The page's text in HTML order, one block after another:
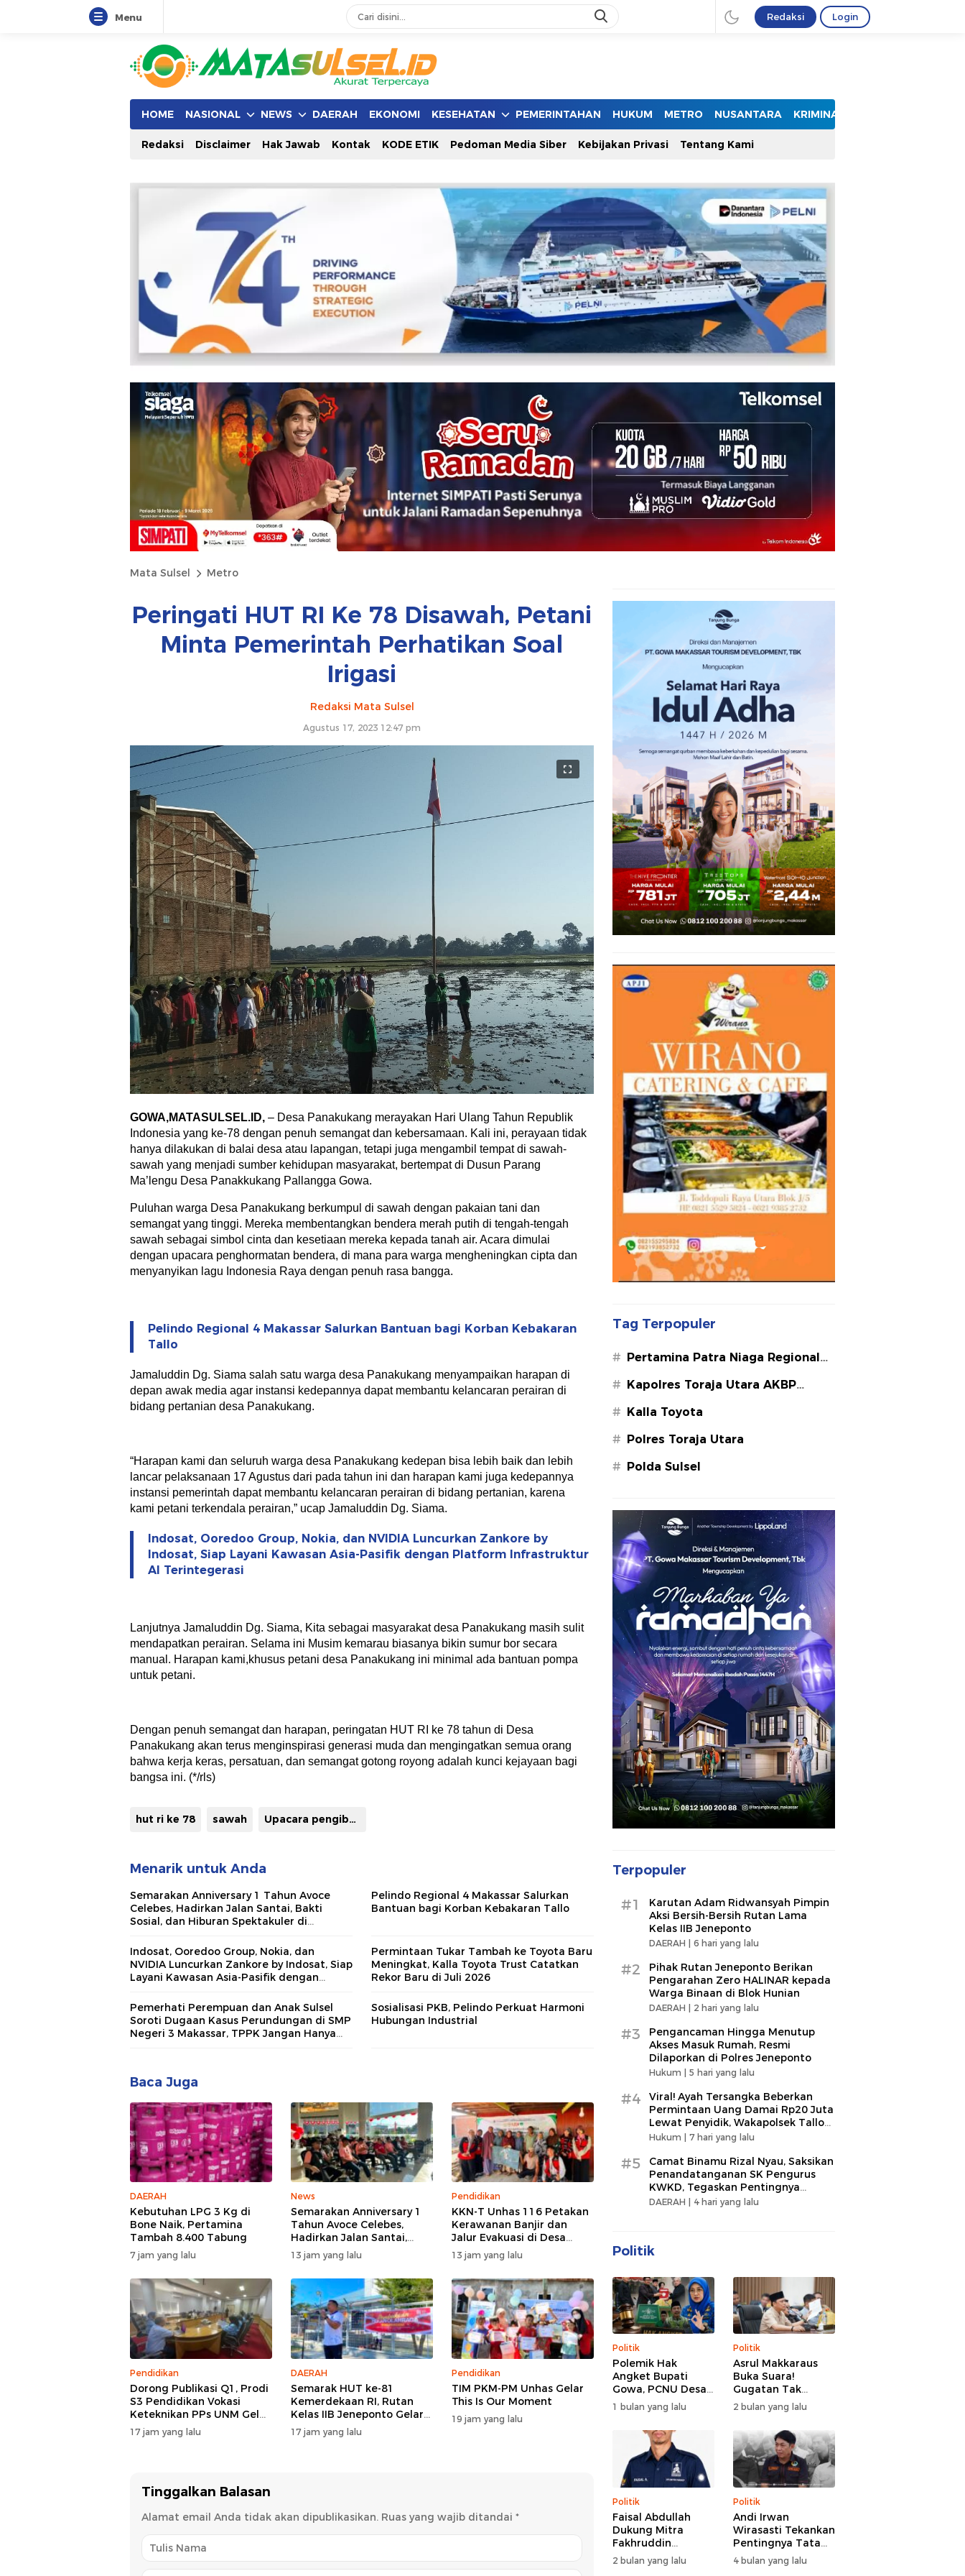
Menu Redaksi Login
HOME NASIONAL NEWS DAERAH EKONOMI KESEHATAN PEMERINTAHAN HUKUM METRO NUSANTARA KRIMINAL
Redaksi Disclaimer Hak Jawab Kontak KODE ETIK Pedoman Media Siber Kebijakan Privasi Tentang Kami
Mata Sulsel Metro
Peringati HUT RI Ke 78 Disawah, Petani
Minta Pemerintah Perhatikan Soal
Irigasi
Redaksi Mata Sulsel
Agustus 17, 2023 12:47 pm
GOWA,MATASULSEL.ID, – Desa Panakukang merayakan Hari Ulang Tahun Republik
Indonesia yang ke-78 dengan penuh semangat dan kebersamaan. Kali ini, perayaan tidak
hanya dilakukan di balai desa atau lapangan, tetapi juga mengambil tempat di sawah-
sawah yang menjadi sumber kehidupan masyarakat, bertempat di Dusun Parang
Ma’lengu Desa Panakkukang Pallangga Gowa.
Puluhan warga Desa Panakukang berkumpul di sawah dengan pakaian tani dan
semangat yang tinggi. Mereka membentangkan bendera merah putih di tengah-tengah
sawah sebagai simbol cinta dan kesetiaan mereka kepada tanah air. Acara dimulai
dengan upacara penghormatan bendera, di mana para warga mengheningkan cipta dan
menyanyikan lagu Indonesia Raya dengan penuh rasa bangga.
Pelindo Regional 4 Makassar Salurkan Bantuan bagi Korban Kebakaran
Tallo
Jamaluddin Dg. Siama salah satu warga desa Panakukang menyampaikan harapan di
depan awak media agar instansi kedepannya dapat membantu kelancaran perairan di
bidang pertanian desa Panakukang.
“Harapan kami dan seluruh warga desa Panakukang kedepan bisa lebih baik dan lebih
lancar pelaksanaan 17 Agustus dari pada tahun ini dan harapan kami juga kedepannya
instansi pemerintah dapat membantu kelancaran perairan di bidang pertanian, karena
kami petani terkendala perairan,” ucap Jamaluddin Dg. Siama.
Indosat, Ooredoo Group, Nokia, dan NVIDIA Luncurkan Zankore by
Indosat, Siap Layani Kawasan Asia-Pasifik dengan Platform Infrastruktur
AI Terintegerasi
Lanjutnya Jamaluddin Dg. Siama, Kita sebagai masyarakat desa Panakukang masih sulit
mendapatkan perairan. Selama ini Musim kemarau biasanya bikin sumur bor secara
manual. Harapan kami,khusus petani desa Panakukang ini minimal ada bantuan pompa
untuk petani.
Dengan penuh semangat dan harapan, peringatan HUT RI ke 78 tahun di Desa
Panakukang akan terus menginspirasi generasi muda dan mengingatkan semua orang
bahwa kerja keras, persatuan, dan semangat gotong royong adalah kunci kejayaan bagi
bangsa ini. (*/rls)
hut ri ke 78 sawah Upacara pengibaran bendera
Menarik untuk Anda
Semarakan Anniversary 1 Tahun Avoce
Celebes, Hadirkan Jalan Santai, Bakti
Sosial, dan Hiburan Spektakuler di
Pelindo Regional 4 Makassar Salurkan
Bantuan bagi Korban Kebakaran Tallo
Indosat, Ooredoo Group, Nokia, dan
NVIDIA Luncurkan Zankore by Indosat, Siap
Layani Kawasan Asia-Pasifik dengan
Permintaan Tukar Tambah ke Toyota Baru
Meningkat, Kalla Toyota Trust Catatkan
Rekor Baru di Juli 2026
Pemerhati Perempuan dan Anak Sulsel
Soroti Dugaan Kasus Perundungan di SMP
Negeri 3 Makassar, TPPK Jangan Hanya
Sosialisasi PKB, Pelindo Perkuat Harmoni
Hubungan Industrial
Baca Juga
DAERAH
Kebutuhan LPG 3 Kg di
Bone Naik, Pertamina
Tambah 8.400 Tabung
7 jam yang lalu
News
Semarakan Anniversary 1
Tahun Avoce Celebes,
Hadirkan Jalan Santai,
Bakti Sosial, dan Hiburan
Spektakuler di Bulukumba
13 jam yang lalu
Pendidikan
KKN-T Unhas 116 Petakan
Kerawanan Banjir dan
Jalur Evakuasi di Desa
Bonto Tallasa
13 jam yang lalu
Pendidikan
Dorong Publikasi Q1, Prodi
S3 Pendidikan Vokasi
Keteknikan PPs UNM Gelar
Workshop Artikel Ilmiah
17 jam yang lalu
DAERAH
Semarak HUT ke-81
Kemerdekaan RI, Rutan
Kelas IIB Jeneponto Gelar
Upacara Pembukaan
Pekan Olahraga
17 jam yang lalu
Pendidikan
TIM PKM-PM Unhas Gelar
This Is Our Moment
19 jam yang lalu
Tinggalkan Balasan
Alamat email Anda tidak akan dipublikasikan. Ruas yang wajib ditandai *
Tag Terpopuler
# Pertamina Patra Niaga Regional
# Kapolres Toraja Utara AKBP
M.Si
# Kalla Toyota
# Polres Toraja Utara
# Polda Sulsel
Terpopuler
#1
Karutan Adam Ridwansyah Pimpin
Aksi Bersih-Bersih Rutan Lama
Kelas IIB Jeneponto
DAERAH | 6 hari yang lalu
#2
Pihak Rutan Jeneponto Berikan
Pengarahan Zero HALINAR kepada
Warga Binaan di Blok Hunian
DAERAH | 2 hari yang lalu
#3
Pengancaman Hingga Menutup
Akses Masuk Rumah, Resmi
Dilaporkan di Polres Jeneponto
Hukum | 5 hari yang lalu
#4
Viral! Ayah Tersangka Beberkan
Permintaan Uang Damai Rp20 Juta
Lewat Penyidik, Wakapolsek Tallo
Klarifikasi Soal Terima Uang Rp3
Hukum | 7 hari yang lalu
#5
Camat Binamu Rizal Nyau, Saksikan
Penandatanganan SK Pengurus
KWKD, Tegaskan Pentingnya
Kolaborasi Sosial
DAERAH | 4 hari yang lalu
Politik
Politik
Polemik Hak
Angket Bupati
Gowa, PCNU Desak
DPRD Buka Fakta
Transparan
1 bulan yang lalu
Politik
Asrul Makkaraus
Buka Suara!
Gugatan Tak
Hentikan Hak
Angket DPRD
2 bulan yang lalu
Politik
Faisal Abdullah
Dukung Mitra
Fakhruddin
Nahkodai BM PAN
Periode 2026-2031
2 bulan yang lalu
Politik
Andi Irwan
Wirasasti Tekankan
Pentingnya Tata
Kelola Terintegrasi
Sektor Peternakan
4 bulan yang lalu